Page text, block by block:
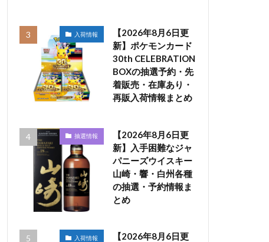
入荷情報
【2026年8月6日更
新】ポケモンカード
30th CELEBRATION
BOXの抽選予約・先
着販売・在庫あり・
再販入荷情報まとめ
抽選情報
【2026年8月6日更
新】入手困難なジャ
パニーズウイスキー
山崎・響・白州各種
の抽選・予約情報ま
とめ
入荷情報
【2026年8月6日更